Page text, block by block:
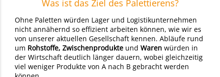
Was ist das Ziel des Palettierens?
Ohne Paletten würden Lager und Logistikunternehmen
nicht annähernd so effizient arbeiten können, wie wir es
von unserer aktuellen Gesellschaft kennen. Abläufe rund
um Rohstoffe, Zwischenprodukte und Waren würden in
der Wirtschaft deutlich länger dauern, wobei gleichzeitig
viel weniger Produkte von A nach B gebracht werden